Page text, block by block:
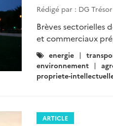
Rédigé par : DG Trésor
Brèves sectorielles
et commerciaux
Catégories
:
energie
environnement
propriete-
ARTICLE